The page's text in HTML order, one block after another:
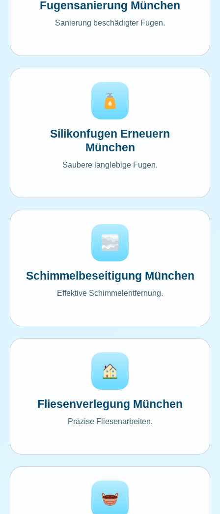
Fugensanierung München
Sanierung beschädigter Fugen.
Silikonfugen Erneuern
München
Saubere langlebige Fugen.
Schimmelbeseitigung München
Effektive Schimmelentfernung.
Fliesenverlegung München
Präzise Fliesenarbeiten.